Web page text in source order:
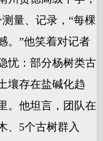
量、记录，“每棵
。”他笑着对记者
忧：部分杨树类古
壤存在盐碱化趋
。他坦言，团队在
、5个古树群入